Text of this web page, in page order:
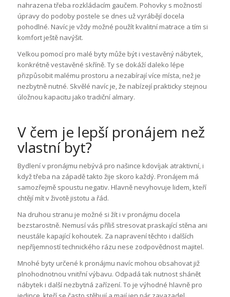
nahrazena třeba rozkládacím gaučem. Pohovky s možností
úpravy do podoby postele se dnes už vyrábějí docela
pohodlné. Navíc je vždy možné použít kvalitní matrace a tím si
komfort ještě navýšit.
Velkou pomocí pro malé byty může být i vestavěný nábytek,
konkrétně vestavěné skříně. Ty se dokáží daleko lépe
přizpůsobit malému prostoru a nezabírají více místa, než je
nezbytně nutné. Skvělé navíc je, že nabízejí prakticky stejnou
úložnou kapacitu jako tradiční almary.
V čem je lepší pronájem než
vlastní byt?
Bydlení v pronájmu nebývá pro našince kdovíjak atraktivní, i
když třeba na západě takto žije skoro každý. Pronájem má
samozřejmě spoustu negativ. Hlavně nevyhovuje lidem, kteří
chtějí mít v životě jistotu a řád.
Na druhou stranu je možné si žít i v pronájmu docela
bezstarostně. Nemusí vás příliš stresovat praskající stěna ani
neustále kapající kohoutek. Za napravení těchto i dalších
nepříjemností technického rázu nese zodpovědnost majitel.
Mnohé byty určené k pronájmu navíc mohou obsahovat již
plnohodnotnou vnitřní výbavu. Odpadá tak nutnost shánět
nábytek i další nezbytná zařízení. To je výhodné hlavně pro